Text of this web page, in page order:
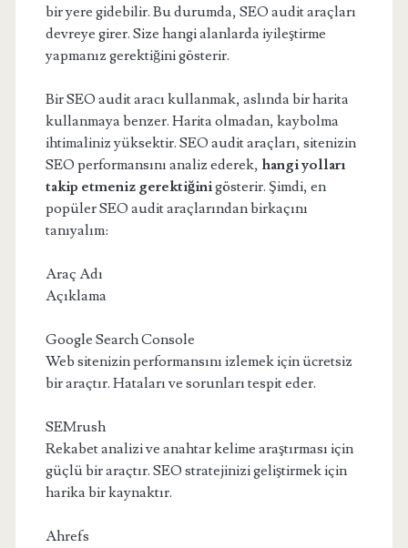
bir yere gidebilir. Bu durumda, SEO audit araçları
devreye girer. Size hangi alanlarda iyileştirme
yapmanız gerektiğini gösterir.
Bir SEO audit aracı kullanmak, aslında bir harita
kullanmaya benzer. Harita olmadan, kaybolma
ihtimaliniz yüksektir. SEO audit araçları, sitenizin
SEO performansını analiz ederek, hangi yolları
takip etmeniz gerektiğinigösterir. Şimdi, en
popüler SEO audit araçlarından birkaçını
tanıyalım:
Araç Adı
Açıklama
Google Search Console
Web sitenizin performansını izlemek için ücretsiz
bir araçtır. Hataları ve sorunları tespit eder.
SEMrush
Rekabet analizi ve anahtar kelime araştırması için
güçlü bir araçtır. SEO stratejinizi geliştirmek için
harika bir kaynaktır.
Ahrefs